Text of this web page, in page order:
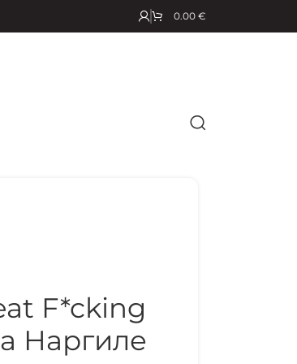
0.00 €
F*cking
Наргиле